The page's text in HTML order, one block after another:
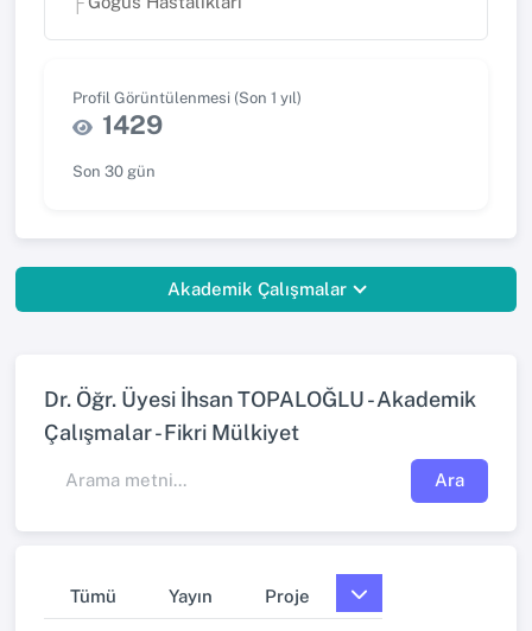
Profil Görüntülenmesi (Son 1 yıl)
1429
Son 30 gün
Akademik Çalışmalar
Dr. Öğr. Üyesi İhsan TOPALOĞLU - Akademik
Çalışmalar - Fikri Mülkiyet
Ara
Tümü Yayın Proje